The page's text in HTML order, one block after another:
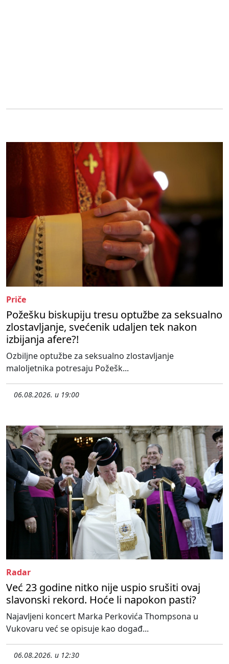
Priče
Požešku biskupiju tresu optužbe za seksualno
zlostavljanje, svećenik udaljen tek nakon
izbijanja afere?!
Ozbiljne optužbe za seksualno zlostavljanje
maloljetnika potresaju Požešk...
06.08.2026. u 19:00
Radar
Već 23 godine nitko nije uspio srušiti ovaj
slavonski rekord. Hoće li napokon pasti?
Najavljeni koncert Marka Perkovića Thompsona u
Vukovaru već se opisuje kao događ...
06.08.2026. u 12:30